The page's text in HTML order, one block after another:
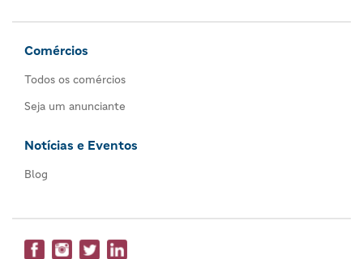
Comércios
Todos os comércios
Seja um anunciante
Notícias e Eventos
Blog